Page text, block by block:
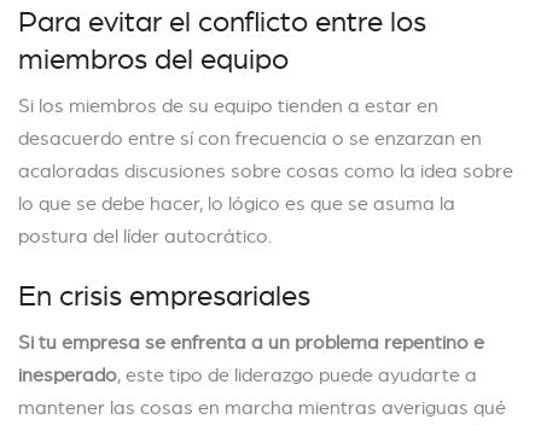
Para evitar el conflicto entre los
miembros del equipo
Si los miembros de su equipo tienden a estar en
desacuerdo entre sí con frecuencia o se enzarzan en
acaloradas discusiones sobre cosas como la idea sobre
lo que se debe hacer, lo lógico es que se asuma la
postura del líder autocrático.
En crisis empresariales
Si tu empresa se enfrenta a un problema repentino e
inesperado, este tipo de liderazgo puede ayudarte a
mantener las cosas en marcha mientras averiguas qué